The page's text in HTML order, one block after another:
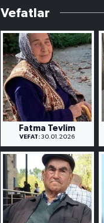
Vefatlar
Fatma Tevlim
VEFAT: 30.01.2026